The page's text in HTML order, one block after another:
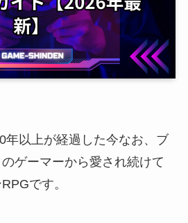
年以上が経過した今なお、ブ
ゲーマーから愛され続けて
です。